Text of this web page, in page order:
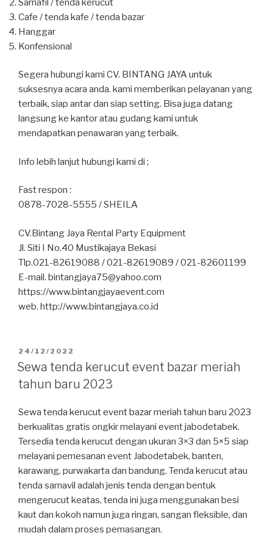
Sarnafil / tenda kerucut
Cafe / tenda kafe / tenda bazar
Hanggar
Konfensional
Segera hubungi kami CV. BINTANG JAYA untuk
suksesnya acara anda. kami memberikan pelayanan yang
terbaik, siap antar dan siap setting. Bisa juga datang
langsung ke kantor atau gudang kami untuk
mendapatkan penawaran yang terbaik.
Info lebih lanjut hubungi kami di ;
Fast respon :
0878-7028-5555 / SHEILA
CV.Bintang Jaya Rental Party Equipment
Jl. Siti I No.40 Mustikajaya Bekasi
Tlp.021-82619088 / 021-82619089 / 021-82601199
E-mail. bintangjaya75@yahoo.com
https://www.bintangjayaevent.com
web. http://www.bintangjaya.co.id
DIPOSKAN
PADA
24/12/2022
Sewa tenda kerucut event bazar meriah
tahun baru 2023
Sewa tenda kerucut event bazar meriah tahun baru 2023
berkualitas gratis ongkir melayani event jabodetabek.
Tersedia tenda kerucut dengan ukuran 3×3 dan 5×5 siap
melayani pemesanan event Jabodetabek, banten,
karawang, purwakarta dan bandung. Tenda kerucut atau
tenda sarnavil adalah jenis tenda dengan bentuk
mengerucut keatas, tenda ini juga menggunakan besi
kaut dan kokoh namun juga ringan, sangan fleksible, dan
mudah dalam proses pemasangan.